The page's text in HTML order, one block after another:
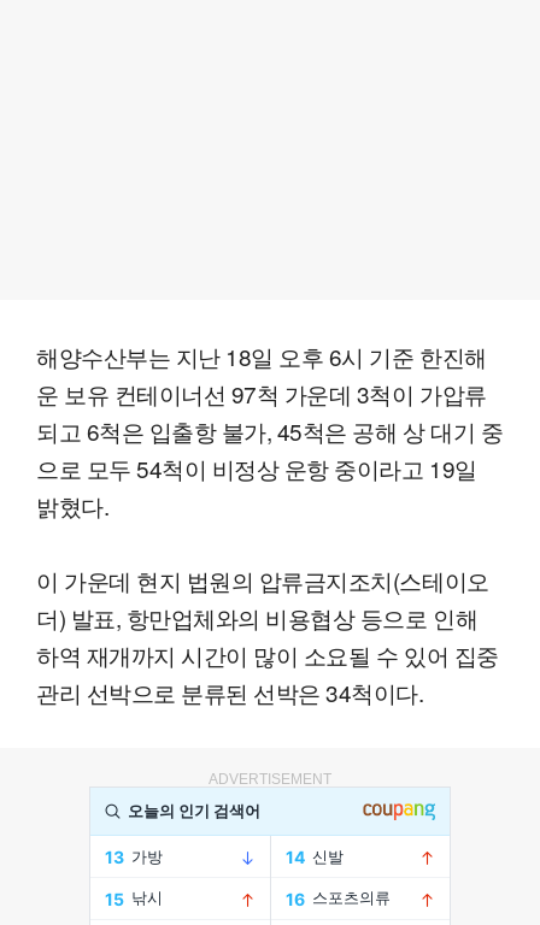
해양수산부는 지난 18일 오후 6시 기준 한진해
운 보유 컨테이너선 97척 가운데 3척이 가압류
되고 6척은 입출항 불가, 45척은 공해 상 대기 중
으로 모두 54척이 비정상 운항 중이라고 19일
밝혔다.
이 가운데 현지 법원의 압류금지조치(스테이오
더) 발표, 항만업체와의 비용협상 등으로 인해
하역 재개까지 시간이 많이 소요될 수 있어 집중
관리 선박으로 분류된 선박은 34척이다.
ADVERTISEMENT